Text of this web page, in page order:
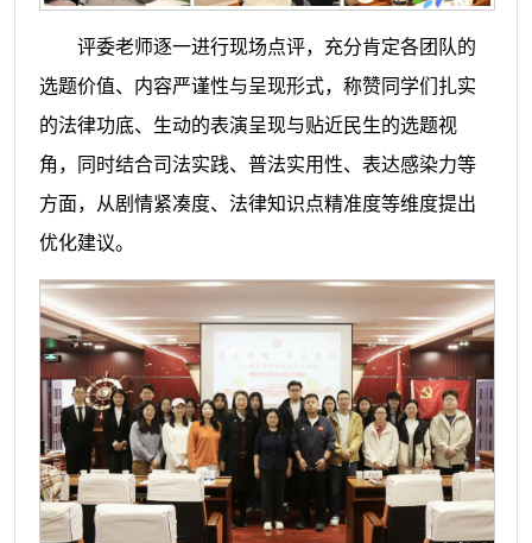
评委老师逐一进行现场点评，充分肯定各团队的
选题价值、内容严谨性与呈现形式，称赞同学们扎实
的法律功底、生动的表演呈现与贴近民生的选题视
角，同时结合司法实践、普法实用性、表达感染力等
方面，从剧情紧凑度、法律知识点精准度等维度提出
优化建议。